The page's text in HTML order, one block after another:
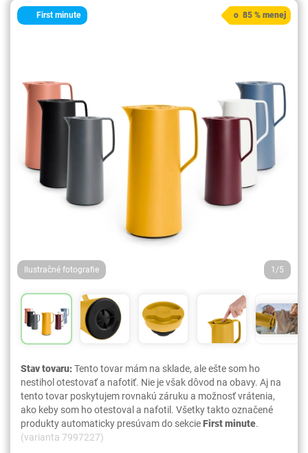
First minute
Ilustračné fotografie 1/5
o 85 % menej
Stav tovaru:Tento tovar mám na sklade, ale ešte som ho
nestihol otestovať a nafotiť. Nie je však dôvod na obavy. Aj na
tento tovar poskytujem rovnakú záruku a možnosť vrátenia,
ako keby som ho otestoval a nafotil. Všetky takto označené
produkty automaticky presúvam do sekcieFirst minute.
(varianta 7997227)